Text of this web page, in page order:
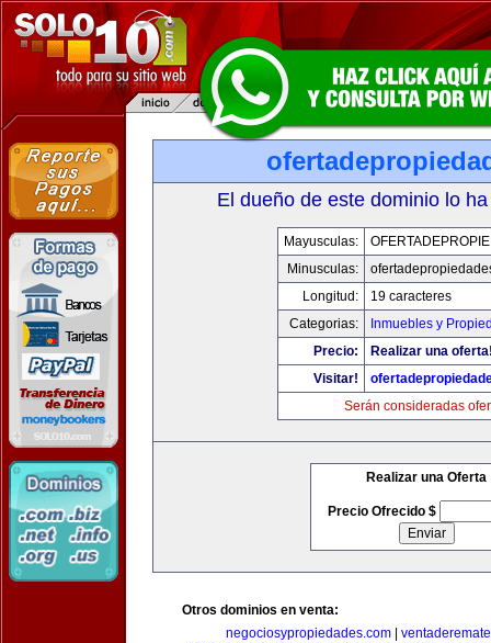
El dueño de este dominio lo
Mayusculas:
Minusculas:
Longitud:
19 caracteres
Categorias:
Inmuebles y
Precio:
Realizar una
Visitar!
Serán consideradas
Realizar una Oferta
Precio Ofrecido $
Otros dominios en venta:
negociosypropiedades.com